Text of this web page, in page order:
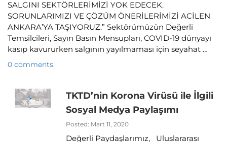
SALGINI SEKTÖRLERİMİZİ YOK EDECEK.
SORUNLARIMIZI VE ÇÖZÜM ÖNERİLERİMİZİ ACİLEN
ANKARA’YA TAŞIYORUZ.” Sektörümüzün Değerli
Temsilcileri, Sayın Basın Mensupları, COVID-19 dünyayı
kasıp kavururken salgının yayılmaması için seyahat …
0 comments
TKTD’nin Korona Virüsü ile İlgili
Sosyal Medya Paylaşımı
Posted: Mart 11, 2020
Değerli Paydaşlarımız, Uluslararası